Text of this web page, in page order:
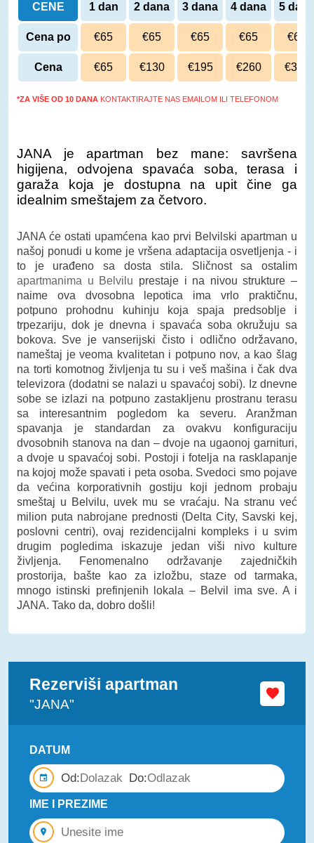
Rezerviši apartman
"JANA"
DATUM
Od: Do:
IME I PREZIME
CENE 1 dan 2 dana 3 dana 4 dana 5 dana
Cena po
danu
€65 €65 €65 €65 €65
Cena €65 €130 €195 €260 €325
*ZA VIŠE OD 10 DANA KONTAKTIRAJTE NAS EMAILOM ILI TELEFONOM
JANA je apartman bez mane: savršena
higijena, odvojena spavaća soba, terasa i
garaža koja je dostupna na upit čine ga
idealnim smeštajem za četvoro.
JANA će ostati upamćena kao prvi Belvilski apartman u
našoj ponudi u kome je vršena adaptacija osvetljenja - i
to je urađeno sa dosta stila. Sličnost sa ostalim
apartmanima u Belvilu prestaje i na nivou strukture –
naime ova dvosobna lepotica ima vrlo praktičnu,
potpuno prohodnu kuhinju koja spaja predsoblje i
trpezariju, dok je dnevna i spavaća soba okružuju sa
bokova. Sve je vanserijski čisto i odlično održavano,
nameštaj je veoma kvalitetan i potpuno nov, a kao šlag
na torti komotnog življenja tu su i veš mašina i čak dva
televizora (dodatni se nalazi u spavaćoj sobi). Iz dnevne
sobe se izlazi na potpuno zastakljenu prostranu terasu
sa interesantnim pogledom ka severu. Aranžman
spavanja je standardan za ovakvu konfiguraciju
dvosobnih stanova na dan – dvoje na ugaonoj garnituri,
a dvoje u spavaćoj sobi. Postoji i fotelja na rasklapanje
na kojoj može spavati i peta osoba. Svedoci smo pojave
da većina korporativnih gostiju koji jednom probaju
smeštaj u Belvilu, uvek mu se vraćaju. Na stranu već
milion puta nabrojane prednosti (Delta City, Savski kej,
poslovni centri), ovaj rezidencijalni kompleks i u svim
drugim pogledima iskazuje jedan viši nivo kulture
življenja. Fenomenalno održavanje zajedničkih
prostorija, bašte kao za izložbu, staze od tarmaka,
mnogo istinski prefinjenih lokala – Belvil ima sve. A i
JANA. Tako da, dobro došli!